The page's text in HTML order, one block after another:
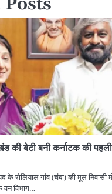
की बेटी बनी कर्नाटक की
रोलियाल गांव (चंबा) की मूल निवासी
वन विभाग…